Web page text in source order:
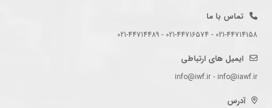
تماس با ما
021-44714158 - 021-44716574 - 021-44714489
ایمیل های ارتباطی
info@iwf.ir - info@iawf.ir
آدرس